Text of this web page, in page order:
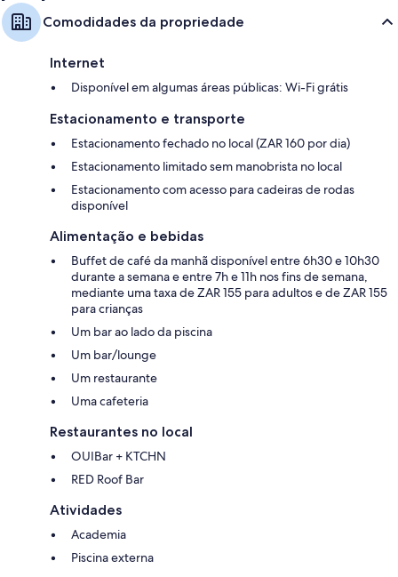
Comodidades da propriedade
Internet
Disponível em algumas áreas públicas: Wi-Fi grátis
Estacionamento e transporte
Estacionamento fechado no local (ZAR 160 por dia)
Estacionamento limitado sem manobrista no local
Estacionamento com acesso para cadeiras de rodas
disponível
Alimentação e bebidas
Buffet de café da manhã disponível entre 6h30 e 10h30
durante a semana e entre 7h e 11h nos fins de semana,
mediante uma taxa de ZAR 155 para adultos e de ZAR 155
para crianças
Um bar ao lado da piscina
Um bar/lounge
Um restaurante
Uma cafeteria
Restaurantes no local
OUIBar + KTCHN
RED Roof Bar
Atividades
Academia
Piscina externa